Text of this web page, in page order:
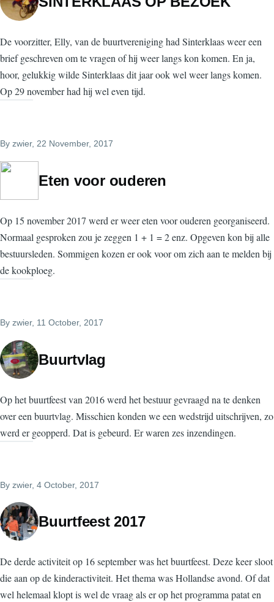
De voorzitter, Elly, van de buurtvereniging had Sinterklaas weer een
brief geschreven om te vragen of hij weer langs kon komen. En ja,
hoor, gelukkig wilde Sinterklaas dit jaar ook wel weer langs komen.
Op 29 november had hij wel even tijd.
By zwier, 22 November, 2017
Eten voor ouderen
Op 15 november 2017 werd er weer eten voor ouderen georganiseerd.
Normaal gesproken zou je zeggen 1 + 1 = 2 enz. Opgeven kon bij alle
bestuursleden. Sommigen kozen er ook voor om zich aan te melden bij
de kookploeg.
By zwier, 11 October, 2017
Buurtvlag
Op het buurtfeest van 2016 werd het bestuur gevraagd na te denken
over een buurtvlag. Misschien konden we een wedstrijd uitschrijven, zo
werd er geopperd. Dat is gebeurd. Er waren zes inzendingen.
By zwier, 4 October, 2017
Buurtfeest 2017
De derde activiteit op 16 september was het buurtfeest. Deze keer sloot
die aan op de kinderactiviteit. Het thema was Hollandse avond. Of dat
wel helemaal klopt is wel de vraag als er op het programma patat en